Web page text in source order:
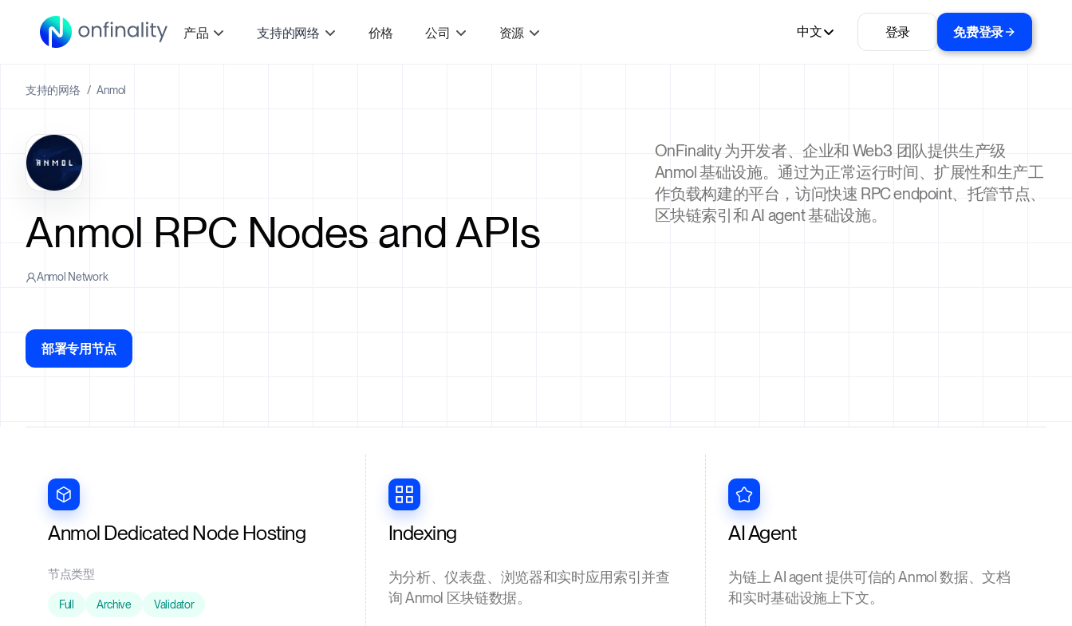
产品 支持的网络 价格 公司 资源 中文 登录 免费登录
支持的网络 / Anmol
Anmol RPC Nodes and APIs
Anmol Network
OnFinality 为开发者、企业和 Web3 团队提供生产级
Anmol 基础设施。通过为正常运行时间、扩展性和生产工
作负载构建的平台，访问快速 RPC endpoint、托管节点、
区块链索引和 AI agent 基础设施。
部署专用节点
Anmol Dedicated Node Hosting
节点类型
Full Archive Validator
Indexing
为分析、仪表盘、浏览器和实时应用索引并查
询 Anmol 区块链数据。
AI Agent
为链上 AI agent 提供可信的 Anmol 数据、文档
和实时基础设施上下文。